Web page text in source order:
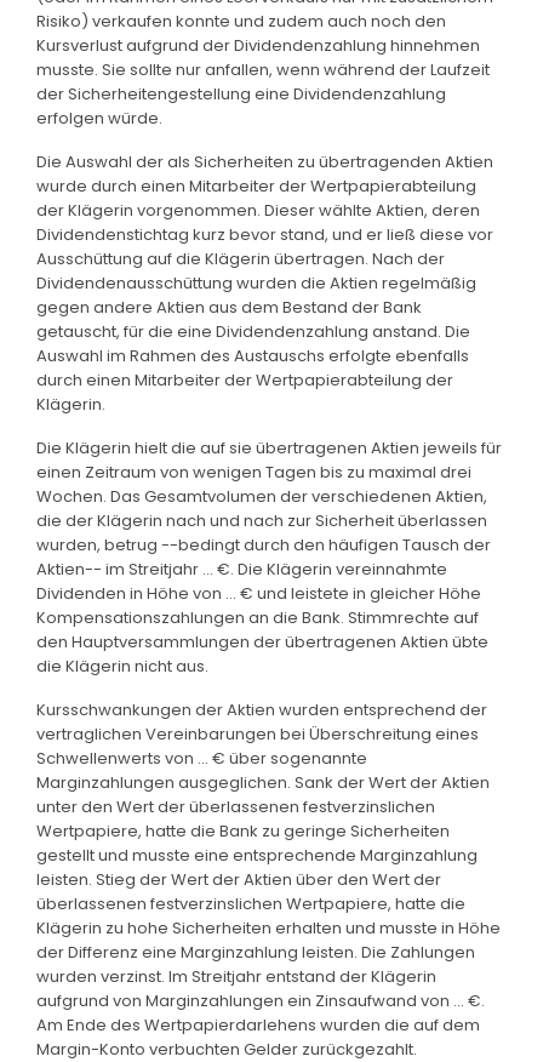
Risiko) verkaufen konnte und zudem auch noch den
Kursverlust aufgrund der Dividendenzahlung hinnehmen
musste. Sie sollte nur anfallen, wenn während der Laufzeit
der Sicherheitengestellung eine Dividendenzahlung
erfolgen würde.
Die Auswahl der als Sicherheiten zu übertragenden Aktien
wurde durch einen Mitarbeiter der Wertpapierabteilung
der Klägerin vorgenommen. Dieser wählte Aktien, deren
Dividendenstichtag kurz bevor stand, und er ließ diese vor
Ausschüttung auf die Klägerin übertragen. Nach der
Dividendenausschüttung wurden die Aktien regelmäßig
gegen andere Aktien aus dem Bestand der Bank
getauscht, für die eine Dividendenzahlung anstand. Die
Auswahl im Rahmen des Austauschs erfolgte ebenfalls
durch einen Mitarbeiter der Wertpapierabteilung der
Klägerin.
Die Klägerin hielt die auf sie übertragenen Aktien jeweils für
einen Zeitraum von wenigen Tagen bis zu maximal drei
Wochen. Das Gesamtvolumen der verschiedenen Aktien,
die der Klägerin nach und nach zur Sicherheit überlassen
wurden, betrug --bedingt durch den häufigen Tausch der
Aktien-- im Streitjahr ... €. Die Klägerin vereinnahmte
Dividenden in Höhe von ... € und leistete in gleicher Höhe
Kompensationszahlungen an die Bank. Stimmrechte auf
den Hauptversammlungen der übertragenen Aktien übte
die Klägerin nicht aus.
Kursschwankungen der Aktien wurden entsprechend der
vertraglichen Vereinbarungen bei Überschreitung eines
Schwellenwerts von ... € über sogenannte
Marginzahlungen ausgeglichen. Sank der Wert der Aktien
unter den Wert der überlassenen festverzinslichen
Wertpapiere, hatte die Bank zu geringe Sicherheiten
gestellt und musste eine entsprechende Marginzahlung
leisten. Stieg der Wert der Aktien über den Wert der
überlassenen festverzinslichen Wertpapiere, hatte die
Klägerin zu hohe Sicherheiten erhalten und musste in Höhe
der Differenz eine Marginzahlung leisten. Die Zahlungen
wurden verzinst. Im Streitjahr entstand der Klägerin
aufgrund von Marginzahlungen ein Zinsaufwand von ... €.
Am Ende des Wertpapierdarlehens wurden die auf dem
Margin-Konto verbuchten Gelder zurückgezahlt.